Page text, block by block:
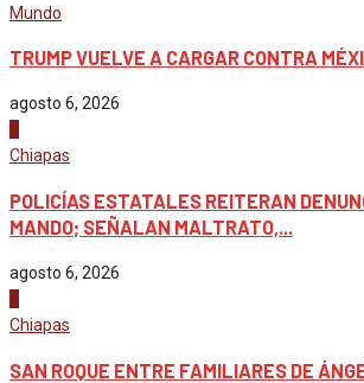
Mundo
TRUMP VUELVE A CARGAR CONTRA
agosto 6, 2026
Chiapas
POLICÍAS ESTATALES REITERAN
MANDO; SEÑALAN MALTRATO,...
agosto 6, 2026
Chiapas
SAN ROQUE ENTRE FAMILIARES DE